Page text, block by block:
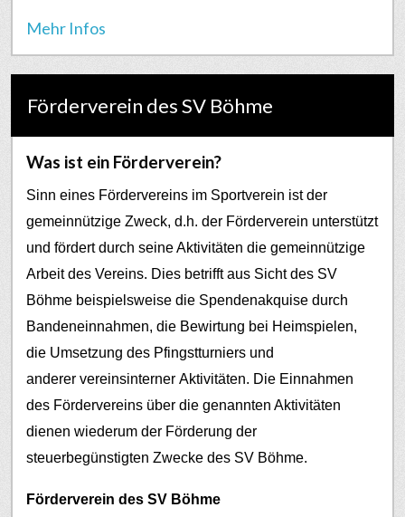
Mehr Infos
Förderverein des SV Böhme
Was ist ein Förderverein?
Sinn eines Fördervereins im Sportverein ist der
gemeinnützige Zweck, d.h. der Förderverein unterstützt
und fördert durch seine Aktivitäten die gemeinnützige
Arbeit des Vereins. Dies betrifft aus Sicht des SV
Böhme beispielsweise die Spendenakquise durch
Bandeneinnahmen, die Bewirtung bei Heimspielen,
die Umsetzung des Pfingstturniers und
anderer vereinsinterner Aktivitäten. Die Einnahmen
des Fördervereins über die genannten Aktivitäten
dienen wiederum der Förderung der
steuerbegünstigten Zwecke des SV Böhme.
Förderverein des SV Böhme